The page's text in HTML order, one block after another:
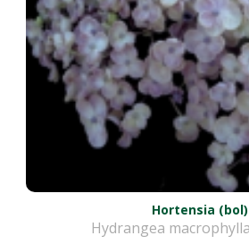
Hortensia (bol)
Hydrangea